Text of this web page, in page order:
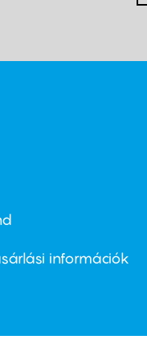
információk